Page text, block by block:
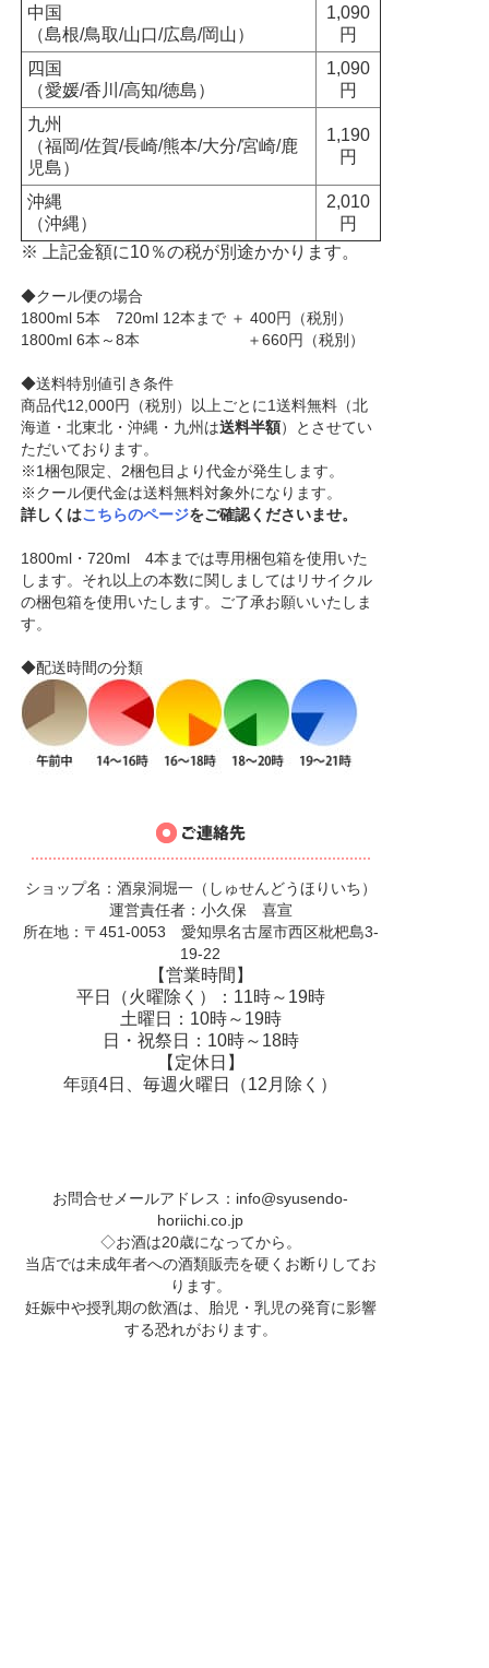
中国
（島根/鳥取/山口/広島/岡山）
1,090
円
四国
（愛媛/香川/高知/徳島）
1,090
円
九州
（福岡/佐賀/長崎/熊本/大分/宮崎/鹿
児島）
1,190
円
沖縄
（沖縄）
2,010
円
※ 上記金額に10％の税が別途かかります。
◆クール便の場合
1800ml 5本 720ml 12本まで ＋ 400円（税別）
1800ml 6本～8本 ＋660円（税別）
◆送料特別値引き条件
商品代12,000円（税別）以上ごとに1送料無料（北
海道・北東北・沖縄・九州は送料半額）とさせてい
ただいております。
※1梱包限定、2梱包目より代金が発生します。
※クール便代金は送料無料対象外になります。
詳しくはこちらのページをご確認くださいませ。
1800ml・720ml 4本までは専用梱包箱を使用いた
します。それ以上の本数に関しましてはリサイクル
の梱包箱を使用いたします。ご了承お願いいたしま
す。
◆配送時間の分類
ショップ名：酒泉洞堀一（しゅせんどうほりいち）
運営責任者：小久保 喜宣
所在地：〒451-0053 愛知県名古屋市西区枇杷島3-
19-22
【営業時間】
平日（火曜除く）：11時～19時
土曜日：10時～19時
日・祝祭日：10時～18時
【定休日】
年頭4日、毎週火曜日（12月除く）
お問合せメールアドレス： info@syusendo-
horiichi.co.jp
◇お酒は20歳になってから。
当店では未成年者への酒類販売を硬くお断りしてお
ります。
妊娠中や授乳期の飲酒は、胎児・乳児の発育に影響
する恐れがおります。